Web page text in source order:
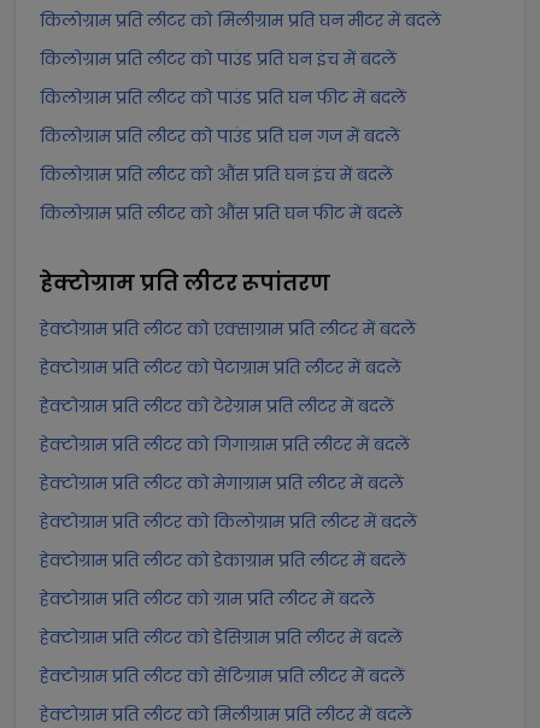
किलोग्राम प्रति लीटर को मिलीग्राम प्रति घन मीटर में बदलें
किलोग्राम प्रति लीटर को पाउंड प्रति घन इंच में बदलें
किलोग्राम प्रति लीटर को पाउंड प्रति घन फीट में बदलें
किलोग्राम प्रति लीटर को पाउंड प्रति घन गज में बदलें
किलोग्राम प्रति लीटर को औंस प्रति घन इंच में बदलें
किलोग्राम प्रति लीटर को औंस प्रति घन फीट में बदलें
हेक्टोग्राम प्रति लीटररूपांतरण
हेक्टोग्राम प्रति लीटर को एक्साग्राम प्रति लीटर में बदलें
हेक्टोग्राम प्रति लीटर को पेटाग्राम प्रति लीटर में बदलें
हेक्टोग्राम प्रति लीटर को टेरेग्राम प्रति लीटर में बदलें
हेक्टोग्राम प्रति लीटर को गिगाग्राम प्रति लीटर में बदलें
हेक्टोग्राम प्रति लीटर को मेगाग्राम प्रति लीटर में बदलें
हेक्टोग्राम प्रति लीटर को किलोग्राम प्रति लीटर में बदलें
हेक्टोग्राम प्रति लीटर को डेकाग्राम प्रति लीटर में बदलें
हेक्टोग्राम प्रति लीटर को ग्राम प्रति लीटर में बदलें
हेक्टोग्राम प्रति लीटर को डेसिग्राम प्रति लीटर में बदलें
हेक्टोग्राम प्रति लीटर को सेंटिग्राम प्रति लीटर में बदलें
हेक्टोग्राम प्रति लीटर को मिलीग्राम प्रति लीटर में बदलें